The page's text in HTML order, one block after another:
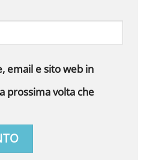
email e sito web in
prossima volta che